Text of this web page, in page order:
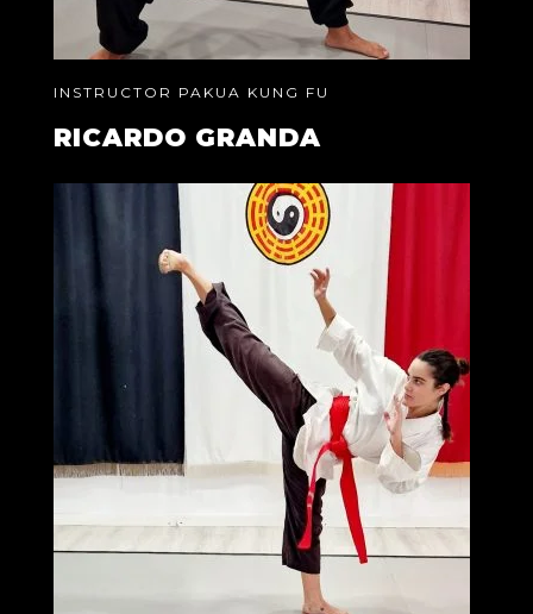
INSTRUCTOR PAKUA KUNG FU
RICARDO GRANDA